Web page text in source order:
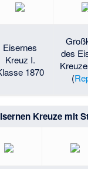
Eisernes
Kreuz I.
1870
des
(
Kreuze mit